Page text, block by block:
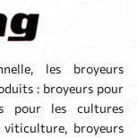
les broyeurs
: broyeurs pour
pour les cultures
viticulture, broyeurs